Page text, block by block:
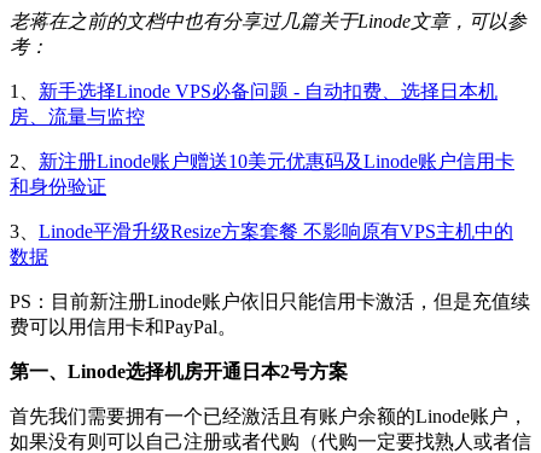
老蒋在之前的文档中也有分享过几篇关于Linode文章，可以参
考：
1、 新手选择Linode VPS必备问题 - 自动扣费、选择日本机
房、流量与监控
2、 新注册Linode账户赠送10美元优惠码及Linode账户信用卡
和身份验证
3、 Linode平滑升级Resize方案套餐 不影响原有VPS主机中的
数据
PS：目前新注册Linode账户依旧只能信用卡激活，但是充值续
费可以用信用卡和PayPal。
第一、Linode选择机房开通日本2号方案
首先我们需要拥有一个已经激活且有账户余额的Linode账户，
如果没有则可以自己注册或者代购（代购一定要找熟人或者信